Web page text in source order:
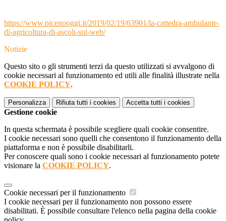
https://www.picenooggi.it/2019/02/19/63901/la-cattedra-ambulante-
di-agricoltura-di-ascoli-sul-web/
Notizie
Questo sito o gli strumenti terzi da questo utilizzati si avvalgono di
cookie necessari al funzionamento ed utili alle finalità illustrate nella
COOKIE POLICY.
Personalizza Rifiuta tutti i cookies Accetta tutti i cookies
Gestione cookie
In questa schermata è possibile scegliere quali cookie consentire.
I cookie necessari sono quelli che consentono il funzionamento della
piattaforma e non è possibile disabilitarli.
Per conoscere quali sono i cookie necessari al funzionamento potete
visionare la COOKIE POLICY.
Cookie necessari per il funzionamento
I cookie necessari per il funzionamento non possono essere
disabilitati. È possibile consultare l'elenco nella pagina della cookie